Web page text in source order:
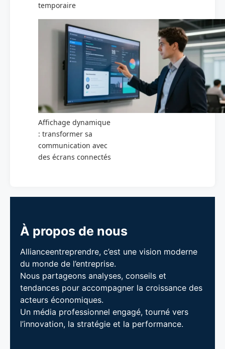
temporaire
Affichage dynamique
: transformer sa
communication avec
des écrans connectés
À propos de nous
Allianceentreprendre, c’est une vision moderne
du monde de l’entreprise.
Nous partageons analyses, conseils et
tendances pour accompagner la croissance des
acteurs économiques.
Un média professionnel engagé, tourné vers
l’innovation, la stratégie et la performance.